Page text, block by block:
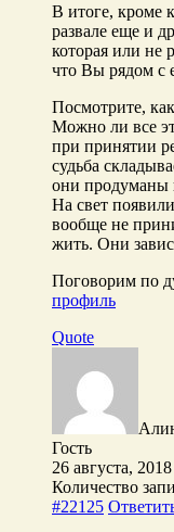
В итоге, кроме
развале еще и
которая или не
что Вы рядом с
Посмотрите,
Можно ли все
при принятии
судьба
они продуманы
На свет
вообще не
жить. Они
Поговорим по
профиль
Quote
Гость
26 августа,
Количество
#22125